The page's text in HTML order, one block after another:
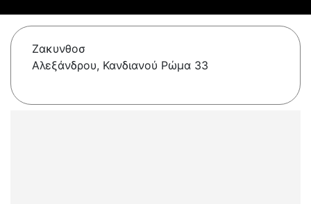
Ζακυνθοσ
Αλεξάνδρου, Κανδιανού Ρώμα 33